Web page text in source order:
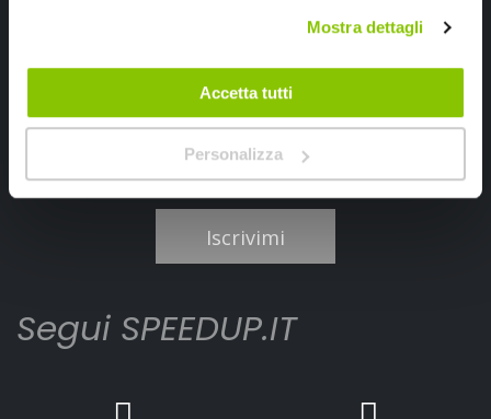
Mostra dettagli
Accetta tutti
Personalizza
Ricevi subito uno sconto del 10% per il tuo primo acquisto online!
Iscrivimi
Segui SPEEDUP.IT